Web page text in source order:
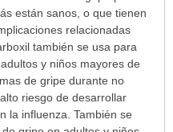
están sanos, o que tienen
relacionadas
también se usa para
y niños mayores de
de gripe durante no
riesgo de desarrollar
la influenza. También se